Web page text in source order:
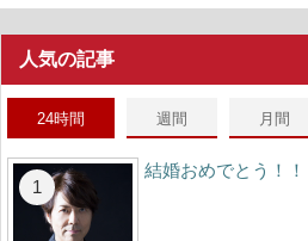
人気の記事
24時間 週間 月間
結婚おめでとう！！